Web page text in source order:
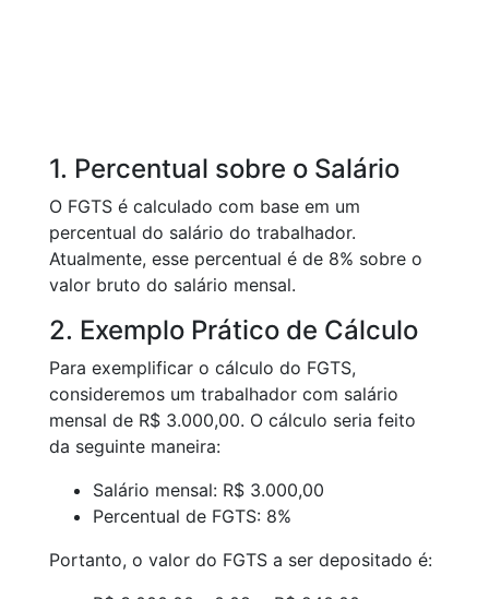
1. Percentual sobre o Salário
O FGTS é calculado com base em um
percentual do salário do trabalhador.
Atualmente, esse percentual é de 8% sobre o
valor bruto do salário mensal.
2. Exemplo Prático de Cálculo
Para exemplificar o cálculo do FGTS,
consideremos um trabalhador com salário
mensal de R$ 3.000,00. O cálculo seria feito
da seguinte maneira:
Salário mensal: R$ 3.000,00
Percentual de FGTS: 8%
Portanto, o valor do FGTS a ser depositado é: